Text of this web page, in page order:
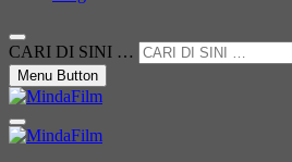
CARI DI SINI …
Menu Button
MindaFilm
Not Just a Movie